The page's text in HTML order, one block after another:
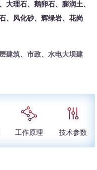
大理石、鹅卵石、膨润土、
、风化砂、辉绿岩、花岗
建筑、市政、水电大坝建
工作原理 技术参数